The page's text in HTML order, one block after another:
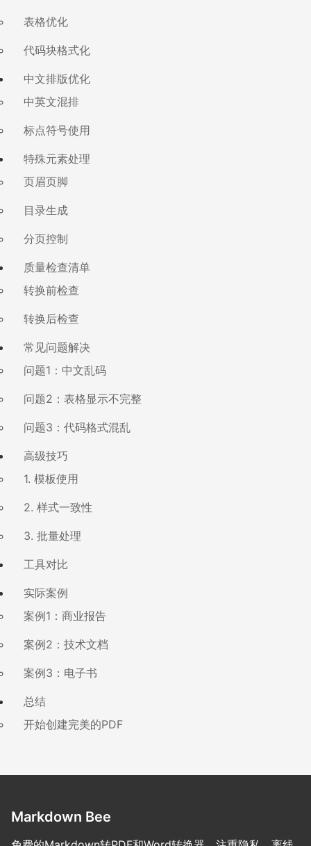
表格优化
代码块格式化
中文排版优化
中英文混排
标点符号使用
特殊元素处理
页眉页脚
目录生成
分页控制
质量检查清单
转换前检查
转换后检查
常见问题解决
问题1：中文乱码
问题2：表格显示不完整
问题3：代码格式混乱
高级技巧
1. 模板使用
2. 样式一致性
3. 批量处理
工具对比
实际案例
案例1：商业报告
案例2：技术文档
案例3：电子书
总结
开始创建完美的PDF
Markdown Bee